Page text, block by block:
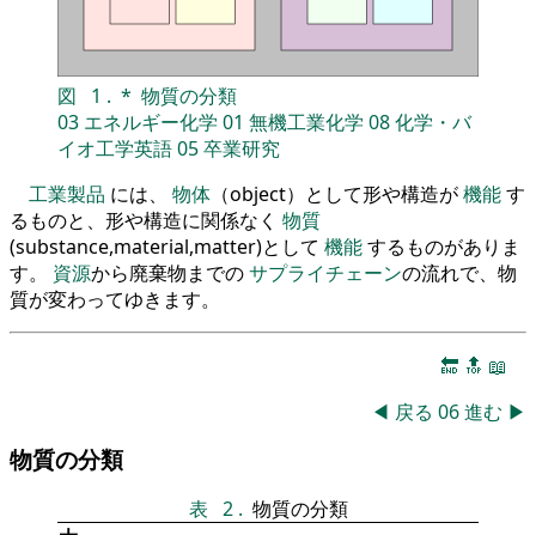
図 1 . * 物質の分類
03 エネルギー化学 01 無機工業化学 08化学・バ
イオ工学英語05卒業研究
工業製品 には、 物体 （object）として形や構造が機能す
るものと、形や構造に関係なく 物質
(substance,material,matter)として 機能するものがありま
す。 資源から廃棄物までのサプライチェーンの流れで、物
質が変わってゆきます。
🔚 🔝 📖
◀ 戻る 06進む ▶
物質の分類
表 2 . 物質の分類